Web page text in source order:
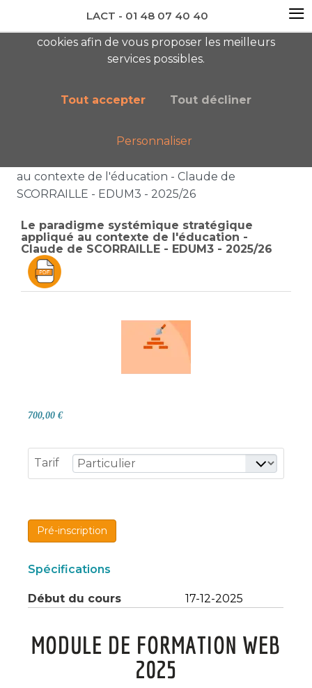
newsletter AC
Liste des catégories
au contexte de l'éducation - Claude de
SCORRAILLE - EDUM3 - 2025/26
Le paradigme systémique stratégique
appliqué au contexte de l'éducation -
Claude de SCORRAILLE - EDUM3 - 2025/26
700,00 €
Tarif
Pré-inscription
Spécifications
Début du cours 17-12-2025
MODULE DE FORMATION WEB
2025
cookies afin de vous proposer les meilleurs
services possibles.
Tout accepter Tout décliner
Personnaliser
LACT - 01 48 07 40 40 ≡